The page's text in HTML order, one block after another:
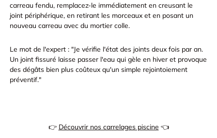
carreau fendu, remplacez-le immédiatement en creusant le
joint périphérique, en retirant les morceaux et en posant un
nouveau carreau avec du mortier colle.
Le mot de l'expert : "Je vérifie l'état des joints deux fois par an.
Un joint fissuré laisse passer l'eau qui gèle en hiver et provoque
des dégâts bien plus coûteux qu'un simple rejointoiement
préventif."
👉 Découvrir nos carrelages piscine 👈